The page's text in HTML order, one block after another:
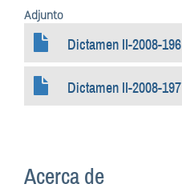
Adjunto
Dictamen II-2008-196
Dictamen II-2008-197
Acerca de